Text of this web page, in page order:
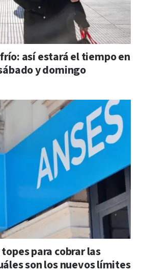
así estará el tiempo en
y domingo
para cobrar las
son los nuevos límites